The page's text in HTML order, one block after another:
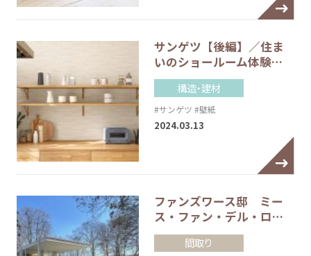
サンゲツ【後編】／住ま
いのショールーム体験…
構造・建材
#サンゲツ #壁紙
2024.03.13
ファンズワース邸 ミー
ス・ファン・デル・ロ…
間取り